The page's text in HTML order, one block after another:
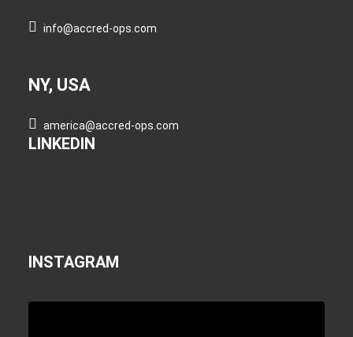
info@accred-ops.com
NY, USA
america@accred-ops.com
LINKEDIN
INSTAGRAM